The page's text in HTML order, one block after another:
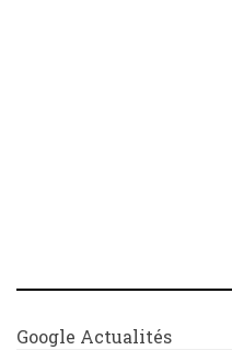
Google Actualités